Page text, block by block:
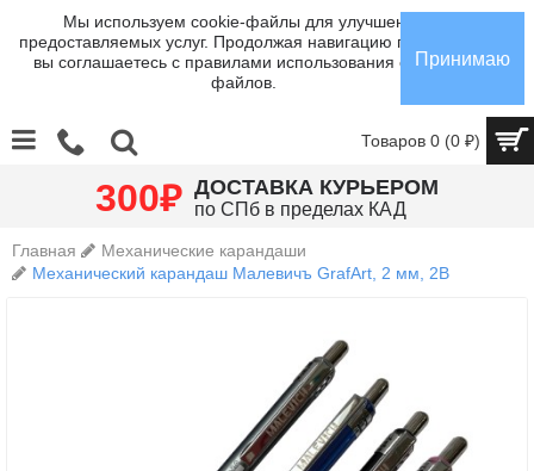
Мы используем cookie-файлы для улучшения
предоставляемых услуг. Продолжая навигацию по сайту,
вы соглашаетесь с правилами использования cookie-
файлов.
Принимаю
Товаров 0 (0 ₽)
300₽ ДОСТАВКА КУРЬЕРОМ
по СПб в пределах КАД
Главная
Механические карандаши
Механический карандаш Малевичъ GrafArt, 2 мм, 2В